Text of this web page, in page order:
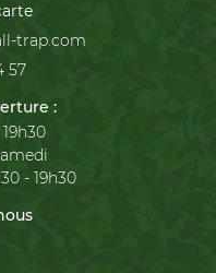
57
:
- 19h30